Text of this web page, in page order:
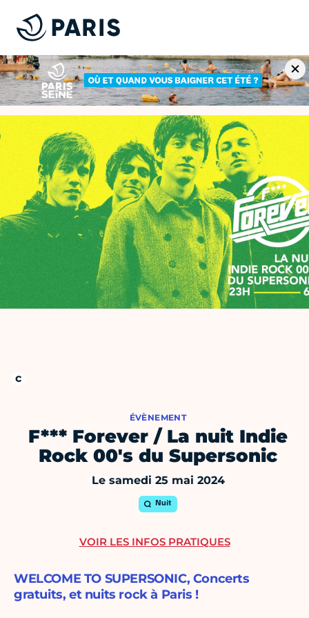
ÉVÈNEMENT
F*** Forever / La nuit Indie
Rock 00's du Supersonic
Le samedi 25 mai 2024
Nuit
WELCOME TO SUPERSONIC, Concerts
gratuits, et nuits rock à Paris !
VOIR LES INFOS PRATIQUES